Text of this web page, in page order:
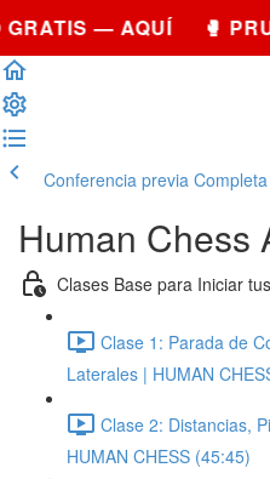
— AQUÍ 🥊
Conferencia previa
Human Chess
Clases Base para Iniciar
Clase 1: Parada de
Laterales | HUMAN
Clase 2: Distancias,
HUMAN CHESS (45:45)